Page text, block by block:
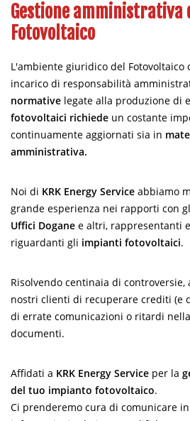
Gestione amministrativa
Fotovoltaico
L'ambiente giuridico del Fotovoltaico
incarico di responsabilità
normative legate alla produzione di
fotovoltaici richiede un costante
continuamente aggiornati sia in
amministrativa.
Noi di KRK Energy Service abbiamo
grande esperienza nei rapporti con
Uffici Dogane e altri, rappresentanti
riguardanti gli impianti fotovoltaici.
Risolvendo centinaia di
nostri clienti di recuperare crediti (e
di errate comunicazioni o ritardi
documenti.
Affidati a KRK Energy Service per la
del tuo impianto fotovoltaico.
Ci prenderemo cura di comunicare